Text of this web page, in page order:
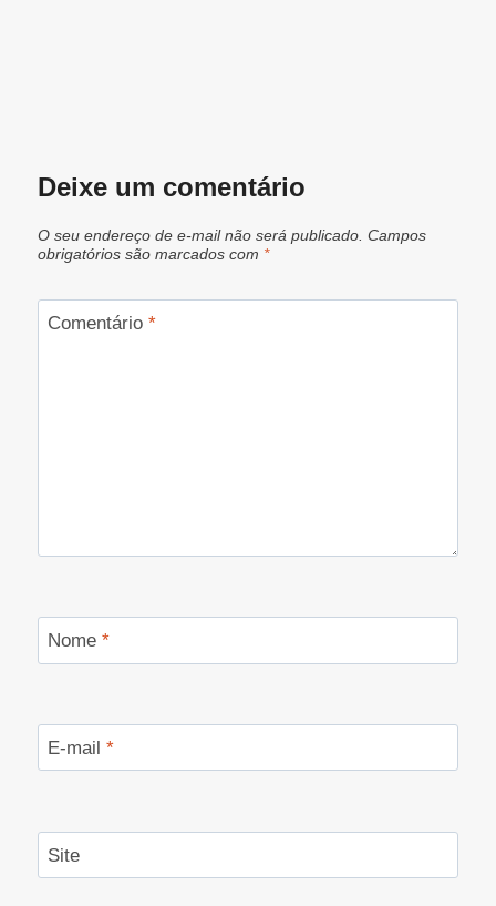
Deixe um comentário
O seu endereço de e-mail não será publicado. Campos
obrigatórios são marcados com *
Comentário *
Nome *
E-mail *
Site